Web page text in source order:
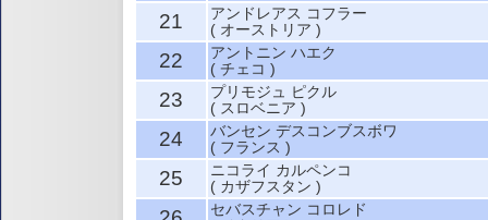
21
アンドレアス コフラー
( オーストリア )
22
アントニン ハエク
( チェコ )
23
プリモジュ ピクル
( スロベニア )
24
バンセン デスコンブスボワ
( フランス )
25
ニコライ カルペンコ
( カザフスタン )
セバスチャン コロレド